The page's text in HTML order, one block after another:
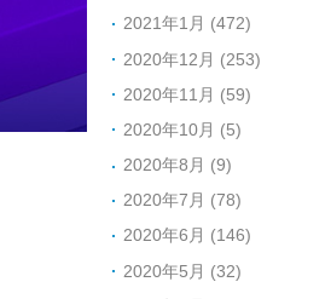
2021年1月 (472)
2020年12月 (253)
2020年11月 (59)
2020年10月 (5)
2020年8月 (9)
2020年7月 (78)
2020年6月 (146)
2020年5月 (32)